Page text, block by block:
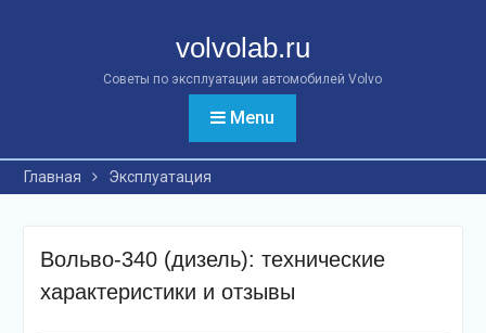
volvolab.ru
Советы по эксплуатации автомобилей Volvo
Menu
Главная Эксплуатация
Вольво-340 (дизель): технические
характеристики и отзывы